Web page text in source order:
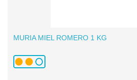
MURIA MIEL ROMERO 1 KG